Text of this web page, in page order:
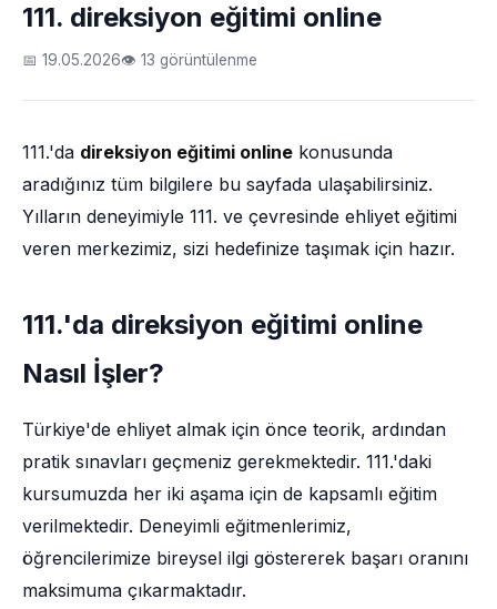
111. direksiyon eğitimi online
📅 19.05.2026👁 13 görüntülenme
111.'da direksiyon eğitimi online konusunda
aradığınız tüm bilgilere bu sayfada ulaşabilirsiniz.
Yılların deneyimiyle 111. ve çevresinde ehliyet eğitimi
veren merkezimiz, sizi hedefinize taşımak için hazır.
111.'da direksiyon eğitimi online
Nasıl İşler?
Türkiye'de ehliyet almak için önce teorik, ardından
pratik sınavları geçmeniz gerekmektedir. 111.'daki
kursumuzda her iki aşama için de kapsamlı eğitim
verilmektedir. Deneyimli eğitmenlerimiz,
öğrencilerimize bireysel ilgi göstererek başarı oranını
maksimuma çıkarmaktadır.